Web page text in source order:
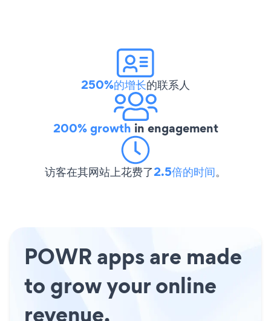
250%的增长的联系人
200% growth in engagement
访客在其网站上花费了2.5倍的时间。
POWR apps are made
to grow your online
revenue.